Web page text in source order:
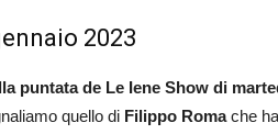
2023
puntata de Le Iene Show di
quello di Filippo Romache ha